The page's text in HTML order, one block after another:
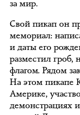
за мир.
Свой пикап он
мемориал:
и даты его
разместил
флагом. Рядом
На этом пикапе
Америке,
демонстрациях